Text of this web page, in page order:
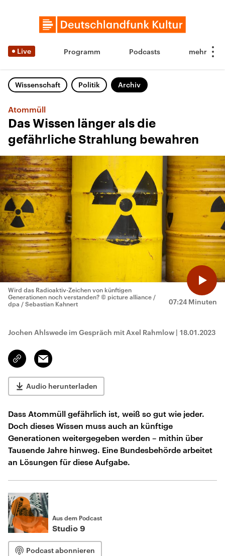
Live Programm Podcasts
Wissenschaft Politik Archiv
Atommüll
Das Wissen länger als die
gefährliche Strahlung bewahren
07:24 Minuten
Wird das Radioaktiv-Zeichen von künftigen
Generationen noch verstanden? © picture alliance /
dpa / Sebastian Kahnert
Jochen Ahlswede im Gespräch mit Axel Rahmlow | 18.01.2023
Link
kopieren/teilen
Email
Audio herunterladen
Dass Atommüll gefährlich ist, weiß so gut wie jeder.
Doch dieses Wissen muss auch an künftige
Generationen weitergegeben werden – mithin über
Tausende Jahre hinweg. Eine Bundesbehörde arbeitet
an Lösungen für diese Aufgabe.
Aus dem Podcast
Studio 9
Podcast abonnieren